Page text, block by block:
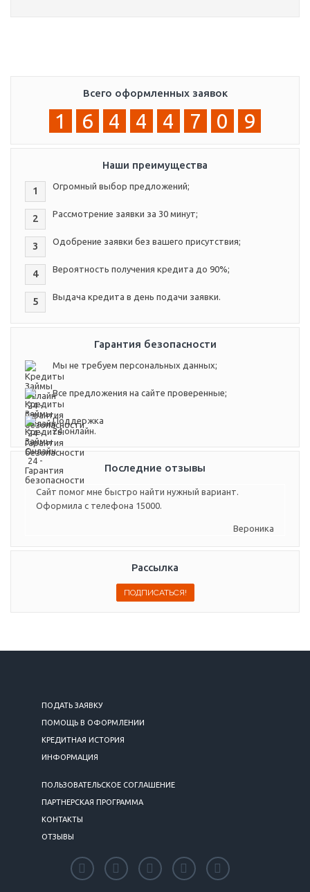
Всего оформленных заявок
1 6 4 4 4 7 0 9
Наши преимущества
1 Огромный выбор предложений;
2 Рассмотрение заявки за 30 минут;
3 Одобрение заявки без вашего присутствия;
4 Вероятность получения кредита до 90%;
5 Выдача кредита в день подачи заявки.
Гарантия безопасности
Мы не требуем персональных данных;
Все предложения на сайте проверенные;
Поддержка
24 онлайн.
Последние отзывы
Сайт помог мне быстро найти нужный вариант.
Оформила с телефона 15000.
Вероника
Рассылка
ПОДАТЬ ЗАЯВКУ
ПОМОЩЬ В ОФОРМЛЕНИИ
КРЕДИТНАЯ ИСТОРИЯ
ИНФОРМАЦИЯ
ПОЛЬЗОВАТЕЛЬСКОЕ СОГЛАШЕНИЕ
ПАРТНЕРСКАЯ ПРОГРАММА
КОНТАКТЫ
ОТЗЫВЫ